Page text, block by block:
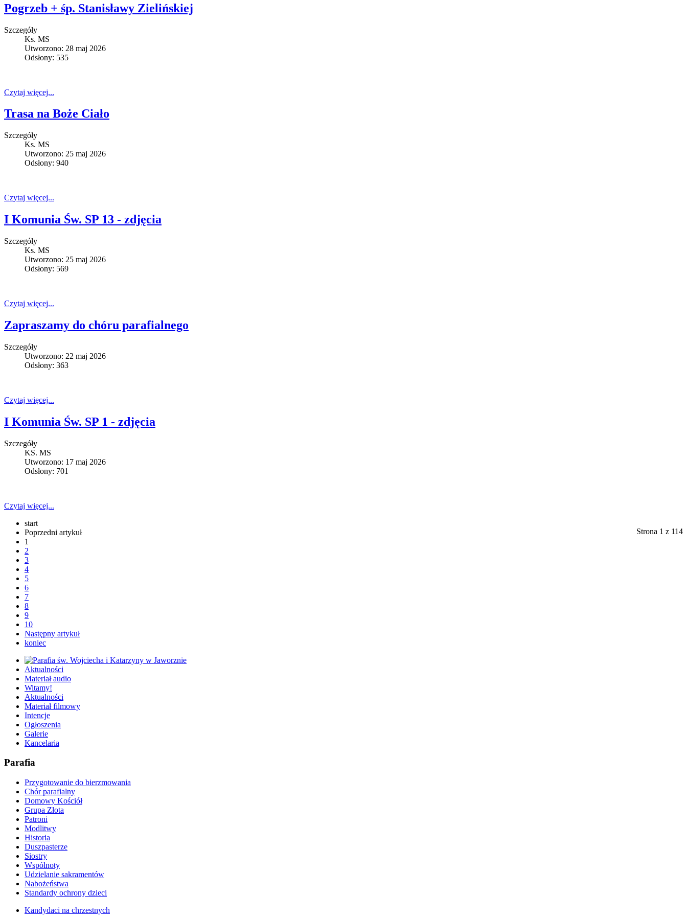
Pogrzeb + śp. Stanisławy Zielińskiej
Szczegóły
Ks. MS
Utworzono: 28 maj 2026
Odsłony: 535
Czytaj więcej...
Trasa na Boże Ciało
Szczegóły
Ks. MS
Utworzono: 25 maj 2026
Odsłony: 940
Czytaj więcej...
I Komunia Św. SP 13 - zdjęcia
Szczegóły
Ks. MS
Utworzono: 25 maj 2026
Odsłony: 569
Czytaj więcej...
Zapraszamy do chóru parafialnego
Szczegóły
Utworzono: 22 maj 2026
Odsłony: 363
Czytaj więcej...
I Komunia Św. SP 1 - zdjęcia
Szczegóły
KS. MS
Utworzono: 17 maj 2026
Odsłony: 701
Czytaj więcej...
Strona 1 z 114
start
Poprzedni artykuł
1
2
3
4
5
6
7
8
9
10
Następny artykuł
koniec
Aktualności
Materiał audio
Witamy!
Aktualności
Materiał filmowy
Intencje
Ogłoszenia
Galerie
Kancelaria
Parafia
Przygotowanie do bierzmowania
Chór parafialny
Domowy Kościół
Grupa Złota
Patroni
Modlitwy
Historia
Duszpasterze
Siostry
Wspólnoty
Udzielanie sakramentów
Nabożeństwa
Standardy ochrony dzieci
Kandydaci na chrzestnych